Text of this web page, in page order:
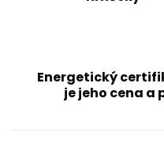
Energetický
je jeho cena a